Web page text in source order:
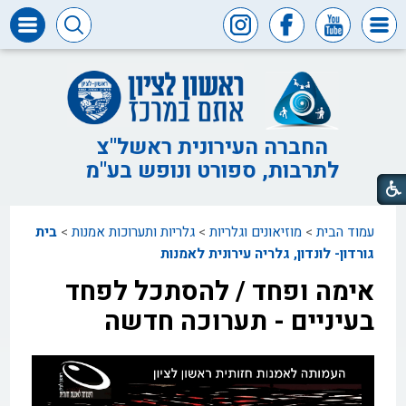
ומכרזים
חופש
המידע
דבר
ראש
דבר
המנכ"ל
דירקטוריון
החברה
קשר
החברה העירונית ראשל"צ
לתרבות, ספורט ונופש בע"מ
עמוד הבית >מוזיאונים וגלריות >גלריות ותערוכות אמנות >בית
גורדון- לונדון, גלריה עירונית לאמנות
אימה ופחד / להסתכל לפחד
בעיניים - תערוכה חדשה